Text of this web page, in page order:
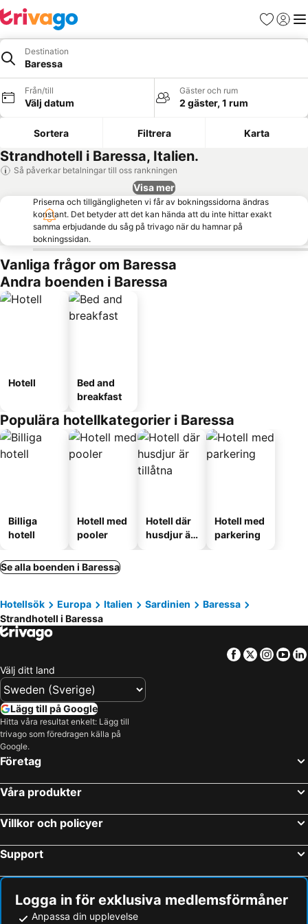
Favoriter
Logga
Destination
Baressa
Från/till
Välj datum
Gäster och rum
2 gäster, 1 rum
Sortera Filtrera Karta
Strandhotell i Baressa, Italien.
Så påverkar betalningar till oss rankningen
Visa mer
Priserna och tillgängligheten vi får av bokningssidorna ändras
konstant. Det betyder att det kan hända att du inte hittar exakt
samma erbjudande du såg på trivago när du hamnar på
bokningssidan.
Vanliga frågor om Baressa
Andra boenden i Baressa
Hotell
Bed and
breakfast
Populära hotellkategorier i Baressa
Billiga
hotell
Hotell med
pooler
Hotell där
husdjur är
Hotell med
parkering
Se alla boenden i Baressa
Hotellsök Europa Italien Sardinien
Baressa
Strandhotell i Baressa
Facebook
Twitter
Välj ditt land
Lägg till på Google
Hitta våra resultat enkelt: Lägg till
trivago som föredragen källa på
Google.
Företag
Våra produkter
Villkor och policyer
Support
Logga in för exklusiva medlemsförmåner
Anpassa din upplevelse